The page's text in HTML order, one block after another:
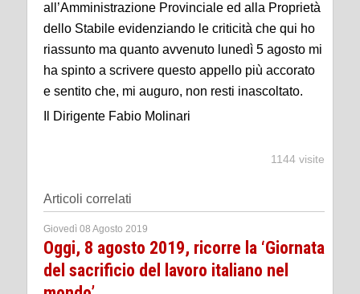
all’Amministrazione Provinciale ed alla Proprietà
dello Stabile evidenziando le criticità che qui ho
riassunto ma quanto avvenuto lunedì 5 agosto mi
ha spinto a scrivere questo appello più accorato
e sentito che, mi auguro, non resti inascoltato.
Il Dirigente Fabio Molinari
1144 visite
Articoli correlati
Giovedì 08 Agosto 2019
Oggi, 8 agosto 2019, ricorre la ‘Giornata
del sacrificio del lavoro italiano nel